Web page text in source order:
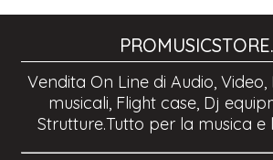
Vendita On Line di Audio, Video,
musicali, Flight case, Dj
Strutture.Tutto per la musica e